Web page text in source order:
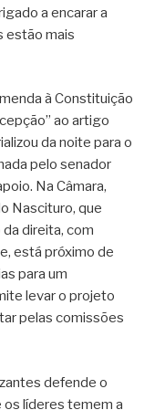
a encarar a
estão mais
à Constituição
ao artigo
da noite para o
pelo senador
Na Câmara,
Nascituro, que
direita, com
está próximo de
para um
levar o projeto
pelas comissões
defende o
os líderes temem a